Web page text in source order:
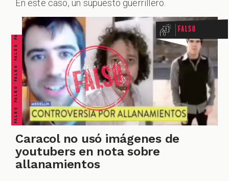
En este caso, un supuesto guerrillero.
FALSO FALSO FALSO FALSO FALSO FALSO FALSO Falso
Caracol no usó imágenes de
youtubers en nota sobre
allanamientos